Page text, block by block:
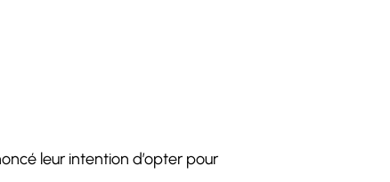
leur intention d’opter pour